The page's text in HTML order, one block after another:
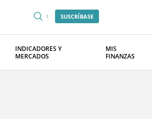
SUSCRÍBASE
INDICADORES Y
MERCADOS
MIS
FINANZAS